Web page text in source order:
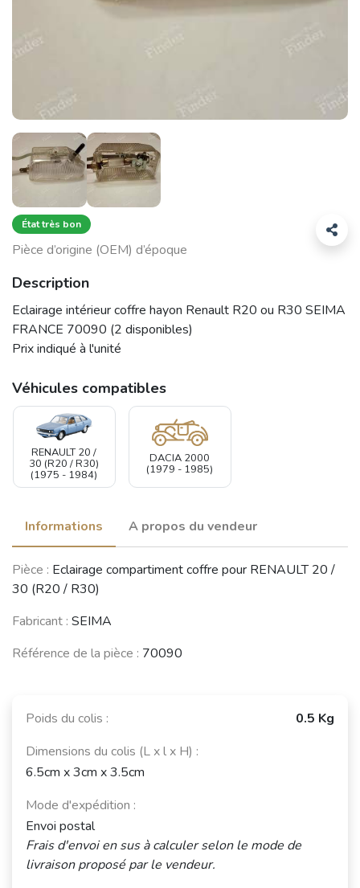
État très bon
Pièce d’origine (OEM) d’époque
Description
Eclairage intérieur coffre hayon Renault R20 ou R30 SEIMA
FRANCE 70090 (2 disponibles)
Prix indiqué à l'unité
Véhicules compatibles
RENAULT 20 /
30 (R20 / R30)
(1975 - 1984)
DACIA 2000
(1979 - 1985)
Informations A propos du vendeur
Pièce : Eclairage compartiment coffre pour RENAULT 20 /
30 (R20 / R30)
Fabricant : SEIMA
Référence de la pièce : 70090
Poids du colis :
0.5 Kg
Dimensions du colis (L x l x H) :
6.5cm x 3cm x 3.5cm
Mode d'expédition :
Envoi postal
Frais d'envoi en sus à calculer selon le mode de
livraison proposé par le vendeur.